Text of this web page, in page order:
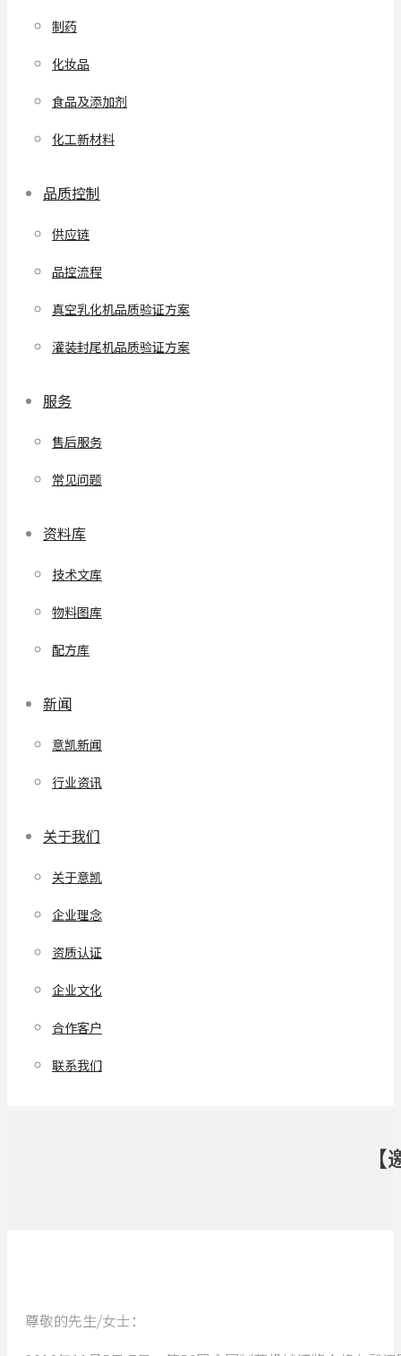
制药
化妆品
食品及添加剂
化工新材料
品质控制
供应链
品控流程
真空乳化机品质验证方案
灌装封尾机品质验证方案
服务
售后服务
常见问题
资料库
技术文库
物料图库
配方库
新闻
意凯新闻
行业资讯
关于我们
关于意凯
企业理念
资质认证
企业文化
合作客户
联系我们
尊敬的先生/女士：